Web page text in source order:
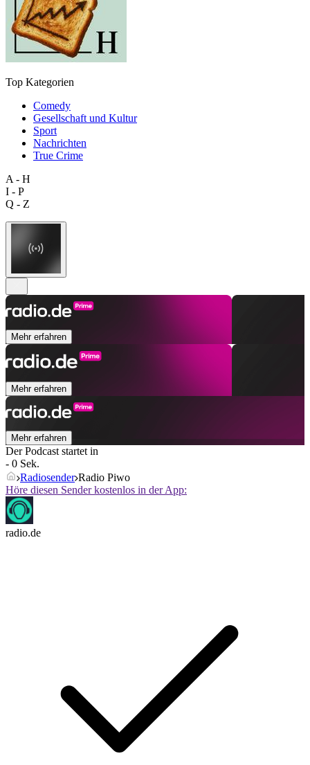
Top Kategorien
Comedy
Gesellschaft und Kultur
Sport
Nachrichten
True Crime
A - H
I - P
Q - Z
Mehr erfahren
Mehr erfahren
Mehr erfahren
Der Podcast startet in
- 0 Sek.
Radiosender Radio Piwo
Höre diesen Sender kostenlos in der App:
radio.de